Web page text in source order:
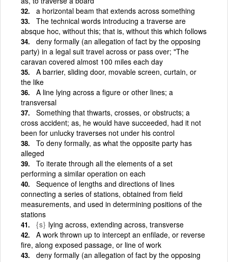
a horizontal beam that extends across something
The technical words introducing a traverse are
absque hoc, without this; that is, without this which follows
deny formally (an allegation of fact by the opposing
party) in a legal suit travel across or pass over; "The
caravan covered almost 100 miles each day
A barrier, sliding door, movable screen, curtain, or
the like
A line lying across a figure or other lines; a
transversal
Something that thwarts, crosses, or obstructs; a
cross accident; as, he would have succeeded, had it not
been for unlucky traverses not under his control
To deny formally, as what the opposite party has
alleged
To iterate through all the elements of a set
performing a similar operation on each
Sequence of lengths and directions of lines
connecting a series of stations, obtained from field
measurements, and used in determining positions of the
stations
{s} lying across, extending across, transverse
A work thrown up to intercept an enfilade, or reverse
fire, along exposed passage, or line of work
deny formally (an allegation of fact by the opposing